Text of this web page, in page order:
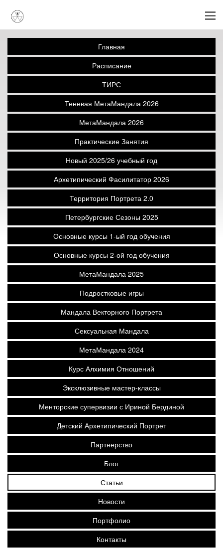
Главная
Расписание
ТИРС
Теневая МетаМандала 2026
МетаМандала 2026
Практические Занятия
Новый 2025/26 учебный год
Архетипический Фасилитатор 2026
Территория Портрета 2.0
Петербургские Сезоны 2025
Основные курсы 1-ый год обучения
Основные курсы 2-ой год обучения
МетаМандала 2025
Подростковые игры
Мандала Векторного Портрета
Сексуальная Мандала
МетаМандала 2024
Курс Алхимия Отношений
Эксклюзивные мастер-классы
Менторские супервизии с Ириной Бердиной
Детский Архетипический Портрет
Партнерство
Блог
Статьи
Новости
Портфолио
Контакты